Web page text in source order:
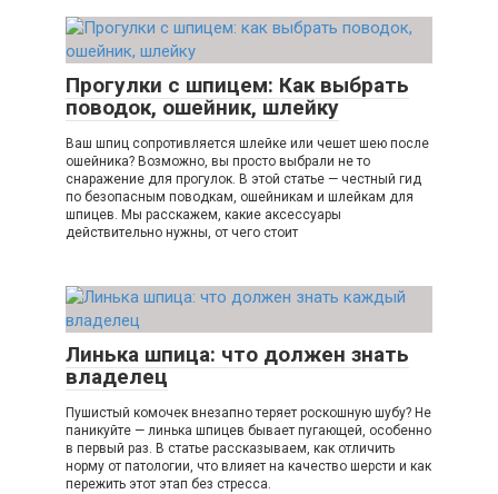
Прогулки с шпицем: Как выбрать
поводок, ошейник, шлейку
Ваш шпиц сопротивляется шлейке или чешет шею после
ошейника? Возможно, вы просто выбрали не то
снаражение для прогулок. В этой статье — честный гид
по безопасным поводкам, ошейникам и шлейкам для
шпицев. Мы расскажем, какие аксессуары
действительно нужны, от чего стоит
Линька шпица: что должен знать
владелец
Пушистый комочек внезапно теряет роскошную шубу? Не
паникуйте — линька шпицев бывает пугающей, особенно
в первый раз. В статье рассказываем, как отличить
норму от патологии, что влияет на качество шерсти и как
пережить этот этап без стресса.